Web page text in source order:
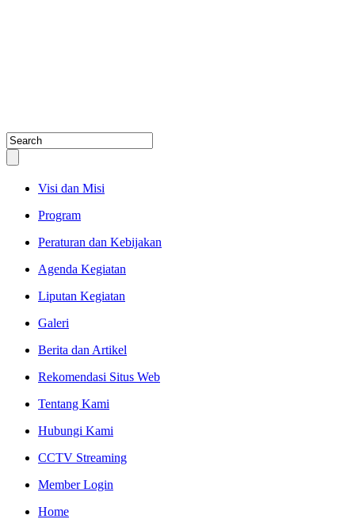
Visi dan Misi
Program
Peraturan dan Kebijakan
Agenda Kegiatan
Liputan Kegiatan
Galeri
Berita dan Artikel
Rekomendasi Situs Web
Tentang Kami
Hubungi Kami
CCTV Streaming
Member Login
Home